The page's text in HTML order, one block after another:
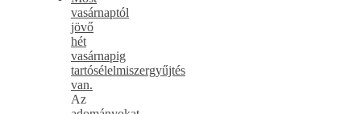
vasárnaptól
jövő
hét
vasárnapig
tartósélelmiszergyűjtés
van.
Az